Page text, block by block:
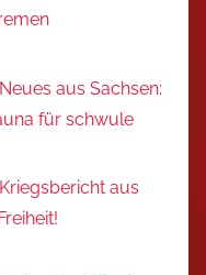
aus Sachsen:
für schwule
aus